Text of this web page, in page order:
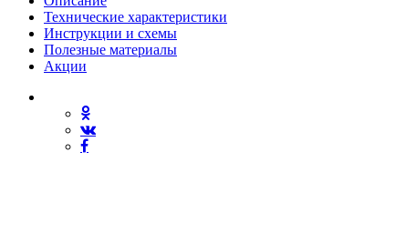
Технические характеристики
Инструкции и схемы
Полезные материалы
Акции